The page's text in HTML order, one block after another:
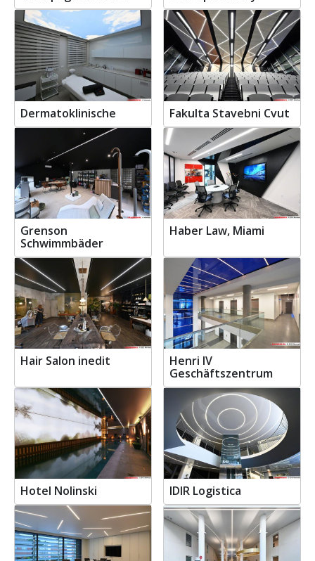
Dermatoklinische Fakulta Stavebni Cvut
Grenson
Schwimmbäder
Haber Law, Miami
Hair Salon inedit
Henri IV
Geschäftszentrum
Hotel Nolinski IDIR Logistica